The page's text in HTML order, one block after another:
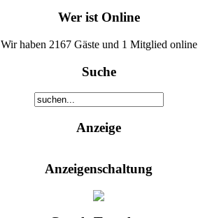
Wer ist Online
Wir haben 2167 Gäste und 1 Mitglied online
Suche
Anzeige
Anzeigenschaltung